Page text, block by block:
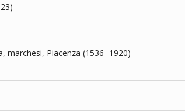
marchesi, Piacenza (1536 -1920)